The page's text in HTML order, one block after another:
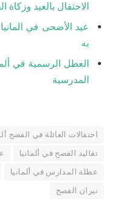
الاحتفال بالعيد وزكاة
به
المدرسية
احتفالات العائلة في الفصح
تقاليد الفصح في ألمانيا
عطلة المدارس في ألمانيا
نيران الفصح